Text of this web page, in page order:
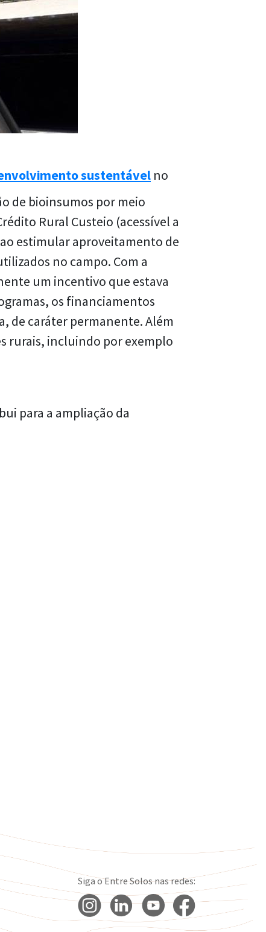
sustentável no
de bioinsumos por meio
Rural Custeio (acessível a
ao estimular aproveitamento de
no campo. Com a
um incentivo que estava
os financiamentos
de caráter permanente. Além
rurais, incluindo por exemplo
para a ampliação da
Siga o Entre Solos nas redes: